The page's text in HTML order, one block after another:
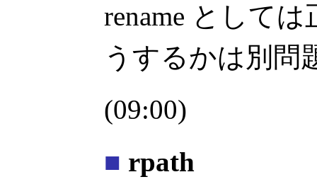
rename として
うするかは別問
(09:00)
■ rpath